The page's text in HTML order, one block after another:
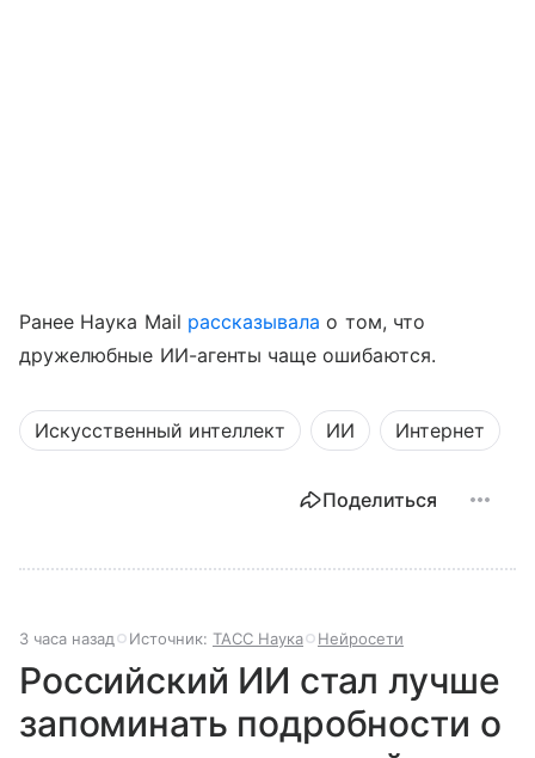
Ранее Наука Mail рассказывала о том, что
дружелюбные ИИ-агенты чаще ошибаются.
Искусственный интеллект ИИ Интернет
Поделиться
3 часа назад Источник: ТАСС Наука Нейросети
Российский ИИ стал лучше
запоминать подробности о